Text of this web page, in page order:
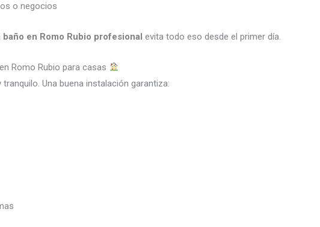
o negocios
en Romo Rubio profesional evita todo eso desde el primer día.
Romo Rubio para casas
Una buena instalación garantiza: